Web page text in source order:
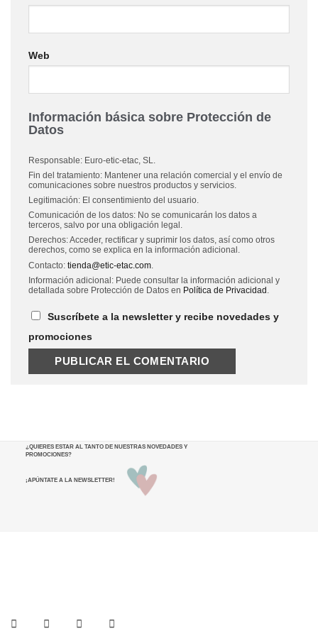
Web
Información básica sobre Protección de
Datos
Responsable: Euro-etic-etac, SL.
Fin del tratamiento: Mantener una relación comercial y el envío de
comunicaciones sobre nuestros productos y servicios.
Legitimación: El consentimiento del usuario.
Comunicación de los datos: No se comunicarán los datos a
terceros, salvo por una obligación legal.
Derechos: Acceder, rectificar y suprimir los datos, así como otros
derechos, como se explica en la información adicional.
Contacto: tienda@etic-etac.com
Información adicional: Puede consultar la información adicional y
detallada sobre Protección de Datos en Política de Privacidad
Suscríbete a la newsletter y recibe novedades y
promociones
¿QUIERES ESTAR AL TANTO DE NUESTRAS NOVEDADES Y
PROMOCIONES?
¡APÚNTATE A LA NEWSLETTER!